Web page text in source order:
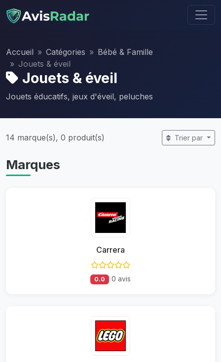
Accueil Catégories
Bébé & Famille
Jouets & éveil
Jouets & éveil
Jouets éducatifs, jeux d'éveil, peluches
14 marque(s), 0 produit(s) Trier par
Marques
Carrera
0.0 0 avis